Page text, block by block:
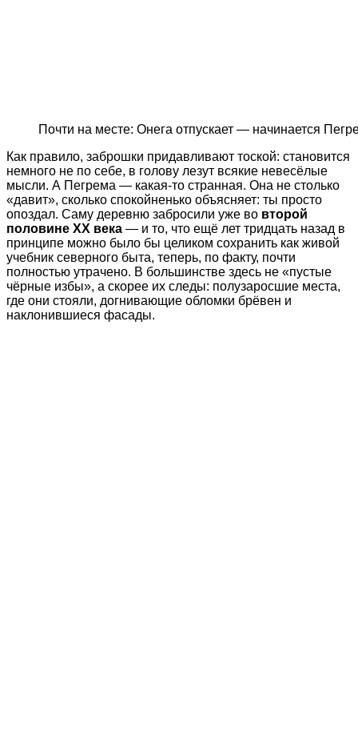
Почти на месте: Онега отпускает — начинается
Как правило, заброшки придавливают тоской: становится
немного не по себе, в голову лезут всякие невесёлые
мысли. А Пегрема — какая-то странная. Она не столько
«давит», сколько спокойненько объясняет: ты просто
опоздал. Саму деревню забросили уже во второй
половине XX века — и то, что ещё лет тридцать назад в
принципе можно было бы целиком сохранить как живой
учебник северного быта, теперь, по факту, почти
полностью утрачено. В большинстве здесь не «пустые
чёрные избы», а скорее их следы: полузаросшие места,
где они стояли, догнивающие обломки брёвен и
наклонившиеся фасады.